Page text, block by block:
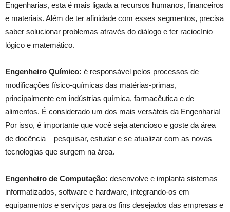
Engenharias, esta é mais ligada a recursos humanos, financeiros
e materiais. Além de ter afinidade com esses segmentos, precisa
saber solucionar problemas através do diálogo e ter raciocínio
lógico e matemático.
Engenheiro Químico: é responsável pelos processos de
modificações físico-químicas das matérias-primas,
principalmente em indústrias química, farmacêutica e de
alimentos. É considerado um dos mais versáteis da Engenharia!
Por isso, é importante que você seja atencioso e goste da área
de docência – pesquisar, estudar e se atualizar com as novas
tecnologias que surgem na área.
Engenheiro de Computação: desenvolve e implanta sistemas
informatizados, software e hardware, integrando-os em
equipamentos e serviços para os fins desejados das empresas e